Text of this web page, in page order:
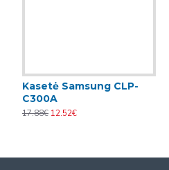
Kasetė Samsung CLP-
C300A
17.88€ 12.52€